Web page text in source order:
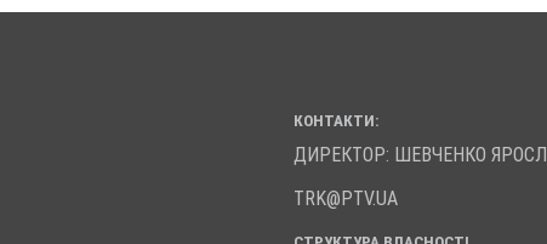
КОНТАКТИ:
ДИРЕКТОР: ШЕВЧЕНКО
TRK@PTV.UA